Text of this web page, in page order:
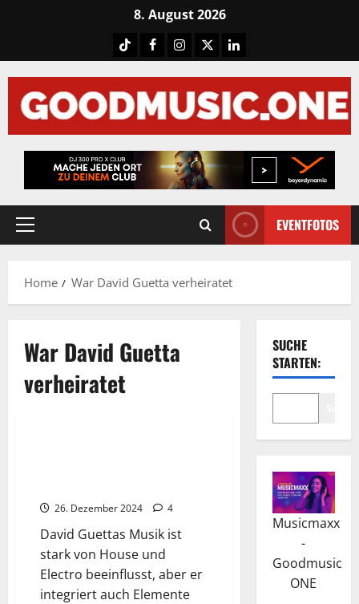
8. August 2026
TiktokFacebook
Instagram
X LinkedIN
Primary
EVENTFOTOS
Home War David Guetta verheiratet
War David Guetta
verheiratet
26. Dezember 2024 4
David Guettas Musik ist
stark von House und
Electro beeinflusst, aber er
integriert auch Elemente
SUCHE
STARTEN:
Musicmaxx
-
Goodmusic
ONE